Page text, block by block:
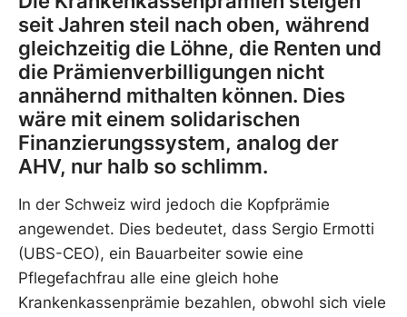
seit Jahren steil nach oben, während
gleichzeitig die Löhne, die Renten und
die Prämienverbilligungen nicht
annähernd mithalten können. Dies
wäre mit einem solidarischen
Finanzierungssystem, analog der
AHV, nur halb so schlimm.
In der Schweiz wird jedoch die Kopfprämie
angewendet. Dies bedeutet, dass Sergio Ermotti
(UBS-CEO), ein Bauarbeiter sowie eine
Pflegefachfrau alle eine gleich hohe
Krankenkassenprämie bezahlen, obwohl sich viele